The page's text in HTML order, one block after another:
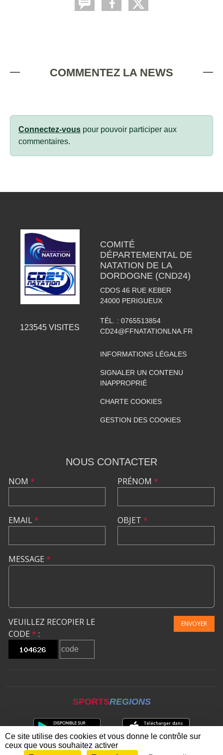
COMMENTEZ LA NEWS
Connectez-vous pour pouvoir participer aux
commentaires.
123545 VISITES
COMITÉ
DÉPARTEMENTAL DE
NATATION DE LA
DORDOGNE (CND24)
CDOS 46 RUE KEBER
24000 PERIGUEUX
TÉL. : 0765513854
CD24@FFNATATIONLNA.FR
INFORMATIONS LÉGALES
SIGNALER UN CONTENU
INAPPROPRIÉ
CHARTE COOKIES
GESTION DES COOKIES
NOUS CONTACTER
NOM *
EMAIL*
PRÉNOM *
OBJET *
MESSAGE *
VEUILLEZ RECOPIER LE
CODE * :
ENVOYER
SPORTSREGIONS
Ce site utilise des cookies et vous donne le contrôle sur
ceux que vous souhaitez activer